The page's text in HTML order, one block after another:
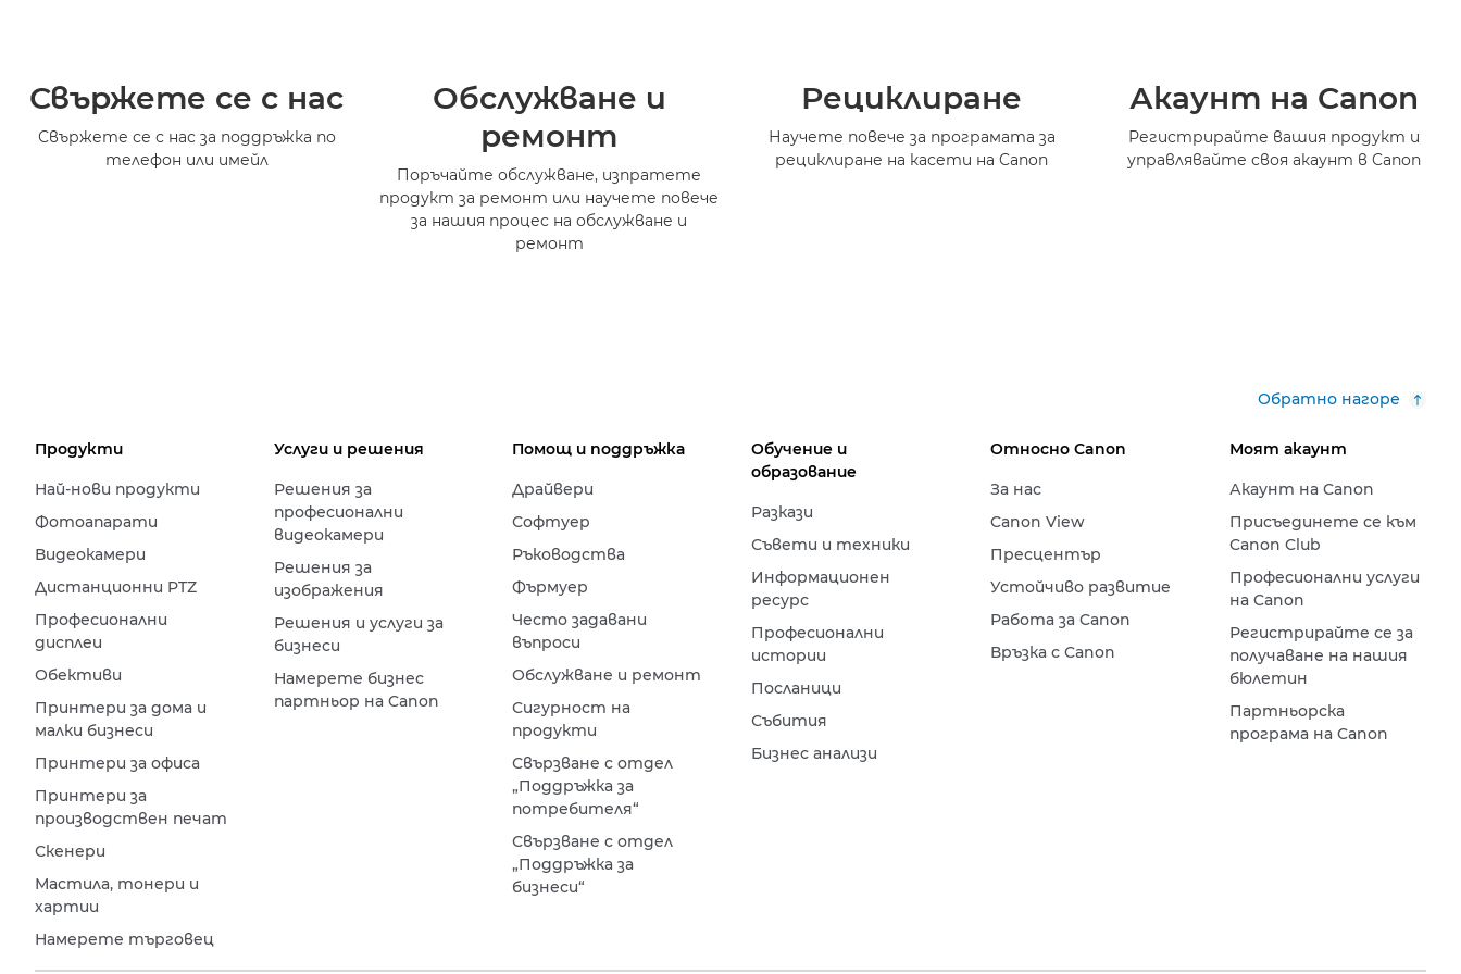
Свържете се с нас
Свържете се с нас за поддръжка по
телефон или имейл
Обслужване и
ремонт
Поръчайте обслужване, изпратете
продукт за ремонт или научете повече
за нашия процес на обслужване и
ремонт
Рециклиране
Научете повече за програмата за
рециклиране на касети на Canon
Акаунт на Canon
Регистрирайте вашия продукт и
управлявайте своя акаунт в Canon
Обратно нагоре
Продукти
Най-нови продукти
Фотоапарати
Видеокамери
Дистанционни PTZ
Професионални
дисплеи
Обективи
Принтери за дома и
малки бизнеси
Принтери за офиса
Принтери за
производствен печат
Скенери
Мастила, тонери и
хартии
Намерете търговец
Услуги и решения
Решения за
професионални
видеокамери
Решения за
изображения
Решения и услуги за
бизнеси
Намерете бизнес
партньор на Canon
Помощ и поддръжка
Драйвери
Софтуер
Ръководства
Фърмуер
Често задавани
въпроси
Обслужване и ремонт
Сигурност на
продукти
Свързване с отдел
„Поддръжка за
потребителя“
Свързване с отдел
„Поддръжка за
бизнеси“
Обучение и
образование
Разкази
Съвети и техники
Информационен
ресурс
Професионални
истории
Посланици
Събития
Бизнес анализи
Относно Canon
За нас
Canon View
Пресцентър
Устойчиво развитие
Работа за Canon
Връзка с Canon
Моят акаунт
Акаунт на Canon
Присъединете се към
Canon Club
Професионални услуги
на Canon
Регистрирайте се за
получаване на нашия
бюлетин
Партньорска
програма на Canon